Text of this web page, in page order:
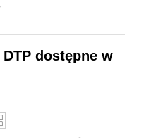
dostępne w